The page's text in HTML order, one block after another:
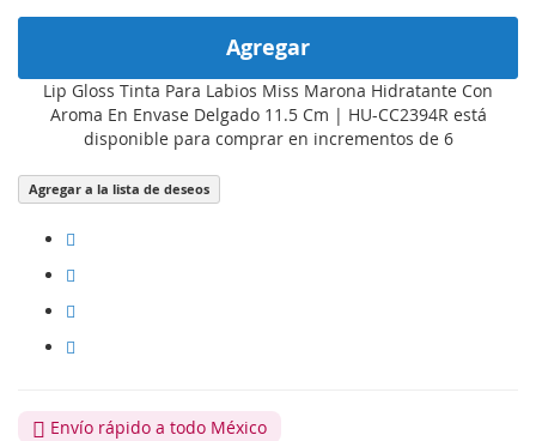
Agregar
Lip Gloss Tinta Para Labios Miss Marona Hidratante Con
Aroma En Envase Delgado 11.5 Cm | HU-CC2394R está
disponible para comprar en incrementos de 6
Agregar a la lista de deseos
Envío rápido a todo México